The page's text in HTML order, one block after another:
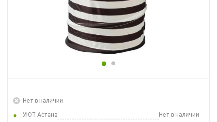
Нет в наличии
УЮТ Астана
Нет в наличии